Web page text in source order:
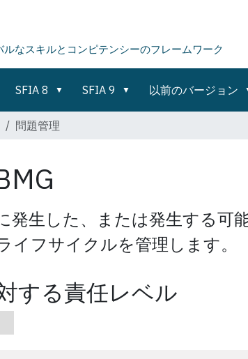
なスキルとコンピテンシーのフレームワーク
SFIA 8 SFIA 9 以前のバージョン
問題管理
発生した、または発生する可
イフサイクルを管理します。
する責任レベル